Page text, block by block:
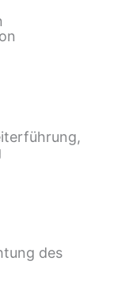
des